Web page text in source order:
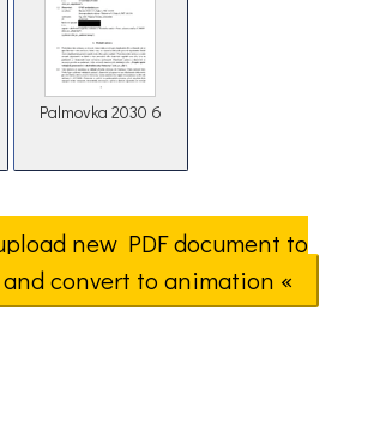
Palmovka 2030 6
new PDF document to
and convert to animation «